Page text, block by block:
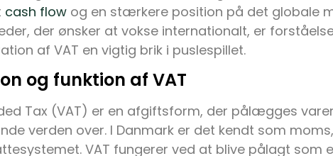
cash flowog en stærkere position på det globale
der ønsker at vokse internationalt, er
af VAT en vigtig brik i puslespillet.
og funktion af VAT
Tax (VAT) er en afgiftsform, der pålægges
verden over. I Danmark er det kendt som
VAT fungerer ved at blive pålagt som